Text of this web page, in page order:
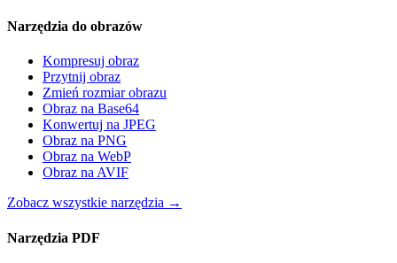
Narzędzia do obrazów
Kompresuj obraz
Przytnij obraz
Zmień rozmiar obrazu
Obraz na Base64
Konwertuj na JPEG
Obraz na PNG
Obraz na WebP
Obraz na AVIF
Zobacz wszystkie narzędzia →
Narzędzia PDF